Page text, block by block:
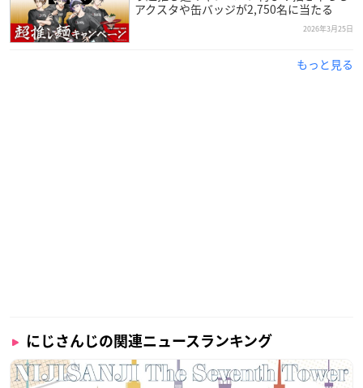
アクスタや缶バッジが2,750名に当たる
2026年3月25日
もっと見る
にじさんじの関連ニュースランキング